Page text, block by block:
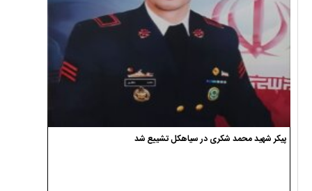
پیکر شهید محمد شکری در سیاهکل تشییع شد